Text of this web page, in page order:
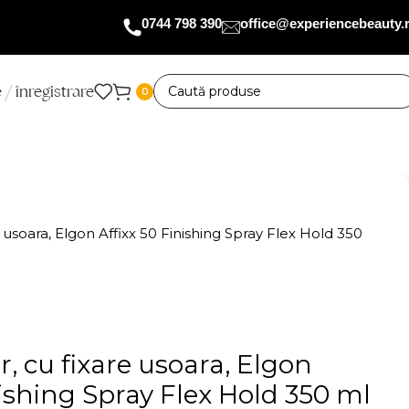
0744 798 390
/ înregistrare 0
Elgon Affixx 50 Finishing Spray Flex Hold 350
cu fixare usoara, Elgon
Spray Flex Hold 350 ml